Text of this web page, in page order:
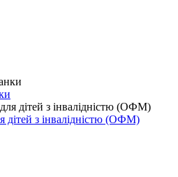
дітей з інвалідністю (ОФМ)